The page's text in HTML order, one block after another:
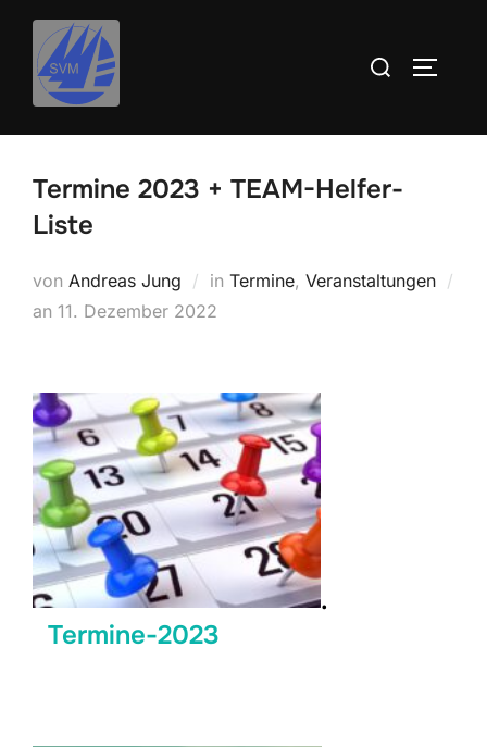
springen
Zum
Inhalt
springen
Suchen
Termine 2023 + TEAM-Helfer-
Liste
von Andreas Jung in Termine, Veranstaltungen
an Veröffentlicht
11. Dezember 2022
.
Termine-2023